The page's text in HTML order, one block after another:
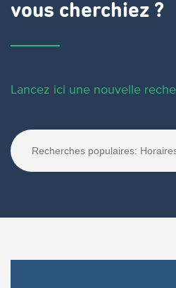
vous cherchiez ?
Lancez ici une nouvelle